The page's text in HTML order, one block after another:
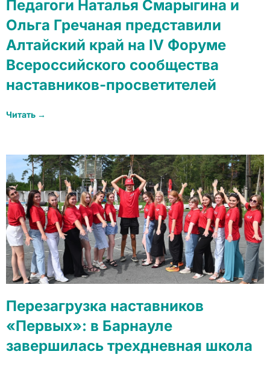
Педагоги Наталья Смарыгина и
Ольга Гречаная представили
Алтайский край на IV Форуме
Всероссийского сообщества
наставников-просветителей
Читать →
Перезагрузка наставников
«Первых»: в Барнауле
завершилась трехдневная школа